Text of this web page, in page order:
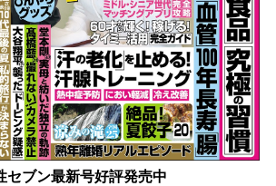
セブン最新号好評発売中